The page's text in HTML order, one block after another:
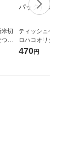
米切
ぼ
年産
ティッシュペ
ロハコオリジ
ックティッシ
470円